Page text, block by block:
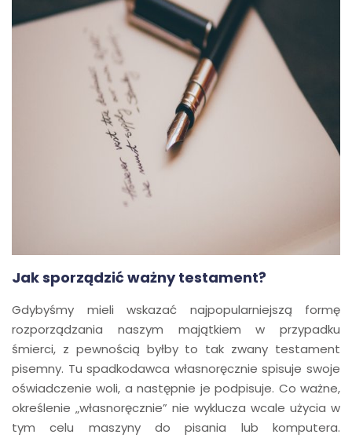
Jak sporządzić ważny testament?
Gdybyśmy mieli wskazać najpopularniejszą formę
rozporządzania naszym majątkiem w przypadku
śmierci, z pewnością byłby to tak zwany testament
pisemny. Tu spadkodawca własnoręcznie spisuje swoje
oświadczenie woli, a następnie je podpisuje. Co ważne,
określenie „własnoręcznie” nie wyklucza wcale użycia w
tym celu maszyny do pisania lub komputera.